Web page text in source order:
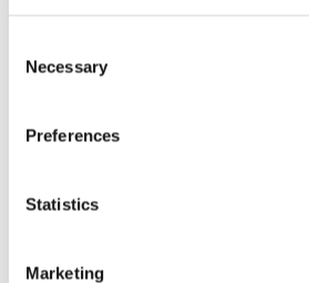
Selection
Necessary
Preferences
Statistics
Marketing